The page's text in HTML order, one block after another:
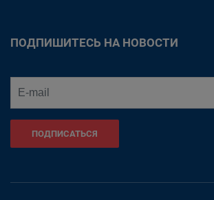
ПОДПИШИТЕСЬ НА НОВОСТИ
ПОДПИСАТЬСЯ